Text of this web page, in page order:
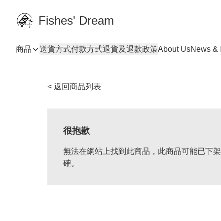
Fishes' Dream
商品 送貨方式付款方式退貨及退款政策About UsNews &
< 返回商品列表
很抱歉
無法在網站上找到此商品，此商品可能已下
確。